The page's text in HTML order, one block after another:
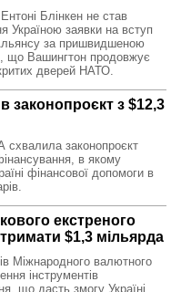
Блінкен не став
Україною заявки на вступ
за пришвидшеною
що Вашингтон продовжує
дверей НАТО.
законопроєкт з $12,3
схвалила законопроєкт
в якому
фінансової допомоги в
екстреного
$1,3 мільярда
Міжнародного валютного
інструментів
що дасть змогу Україні